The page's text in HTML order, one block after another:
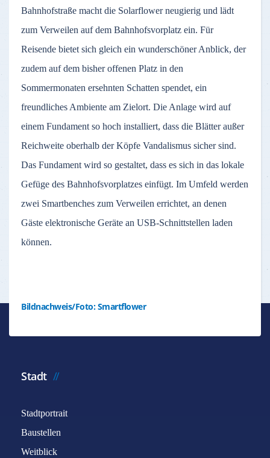
Bahnhofstraße macht die Solarflower neugierig und lädt
zum Verweilen auf dem Bahnhofsvorplatz ein. Für
Reisende bietet sich gleich ein wunderschöner Anblick, der
zudem auf dem bisher offenen Platz in den
Sommermonaten ersehnten Schatten spendet, ein
freundliches Ambiente am Zielort. Die Anlage wird auf
einem Fundament so hoch installiert, dass die Blätter außer
Reichweite oberhalb der Köpfe Vandalismus sicher sind.
Das Fundament wird so gestaltet, dass es sich in das lokale
Gefüge des Bahnhofsvorplatzes einfügt. Im Umfeld werden
zwei Smartbenches zum Verweilen errichtet, an denen
Gäste elektronische Geräte an USB-Schnittstellen laden
können.
Bildnachweis/Foto: Smartflower
Stadt
Stadtportrait
Baustellen
Weitblick